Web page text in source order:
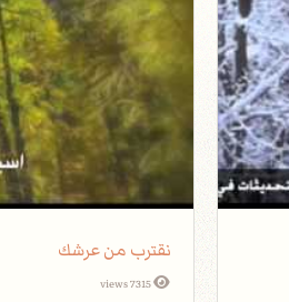
نقترب من عرشك
7315 views